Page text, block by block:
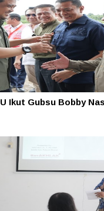
Ikut Gubsu Bobby